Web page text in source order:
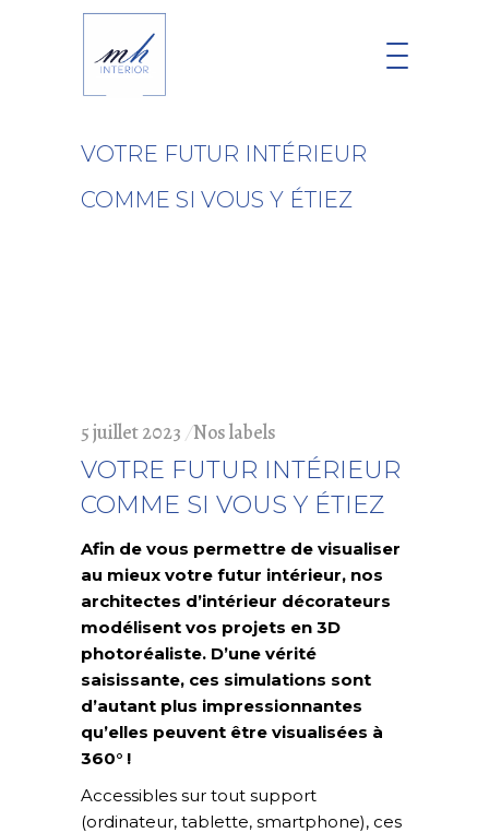
VOTRE FUTUR INTÉRIEUR
COMME SI VOUS Y ÉTIEZ
5 juillet 2023 Nos labels
VOTRE FUTUR INTÉRIEUR
COMME SI VOUS Y ÉTIEZ
Afin de vous permettre de visualiser
au mieux votre futur intérieur, nos
architectes d’intérieur décorateurs
modélisent vos projets en 3D
photoréaliste. D’une vérité
saisissante, ces simulations sont
d’autant plus impressionnantes
qu’elles peuvent être visualisées à
360° !
Accessibles sur tout support
(ordinateur, tablette, smartphone), ces